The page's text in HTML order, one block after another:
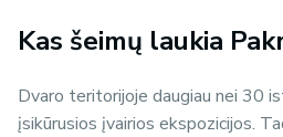
Kas šeimų laukia
Dvaro teritorijoje daugiau nei 30
įsikūrusios įvairios ekspozicijos.